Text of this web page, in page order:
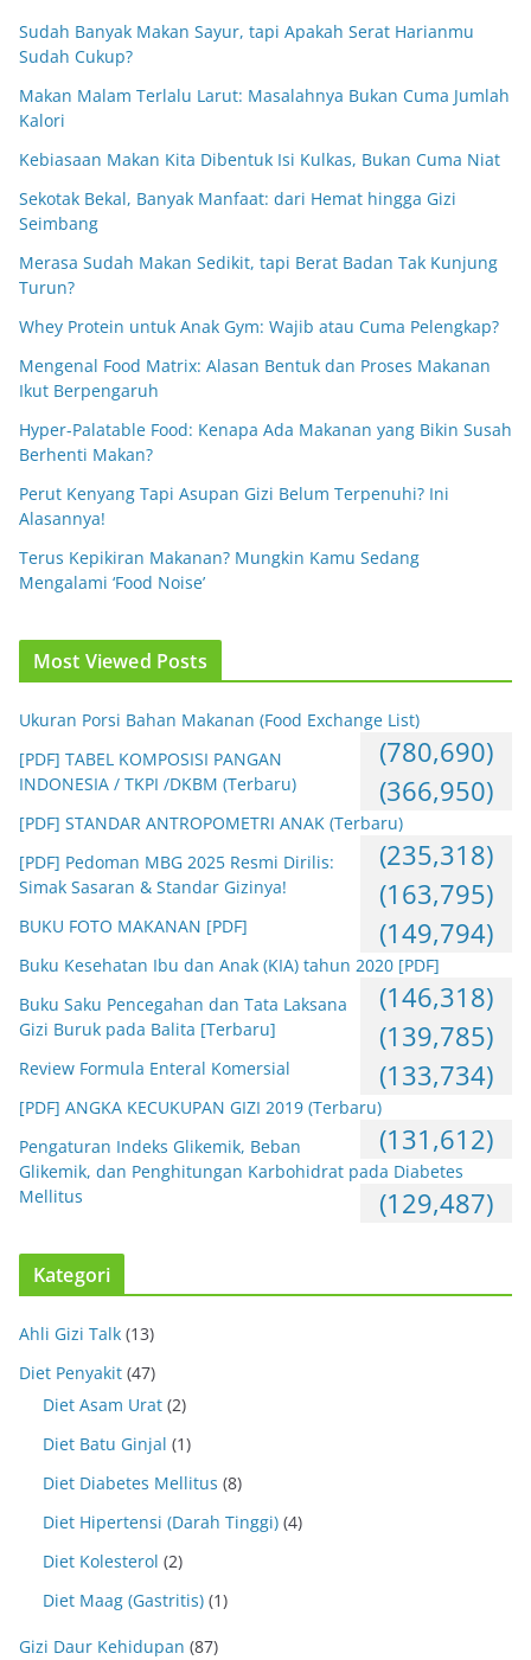
Sudah Banyak Makan Sayur, tapi Apakah Serat Harianmu
Sudah Cukup?
Makan Malam Terlalu Larut: Masalahnya Bukan Cuma Jumlah
Kalori
Kebiasaan Makan Kita Dibentuk Isi Kulkas, Bukan Cuma Niat
Sekotak Bekal, Banyak Manfaat: dari Hemat hingga Gizi
Seimbang
Merasa Sudah Makan Sedikit, tapi Berat Badan Tak Kunjung
Turun?
Whey Protein untuk Anak Gym: Wajib atau Cuma Pelengkap?
Mengenal Food Matrix: Alasan Bentuk dan Proses Makanan
Ikut Berpengaruh
Hyper-Palatable Food: Kenapa Ada Makanan yang Bikin Susah
Berhenti Makan?
Perut Kenyang Tapi Asupan Gizi Belum Terpenuhi? Ini
Alasannya!
Terus Kepikiran Makanan? Mungkin Kamu Sedang
Mengalami ‘Food Noise’
Most Viewed Posts
Ukuran Porsi Bahan Makanan (Food Exchange List)
(780,690)
[PDF] TABEL KOMPOSISI PANGAN
INDONESIA / TKPI /DKBM (Terbaru)
(366,950)
[PDF] STANDAR ANTROPOMETRI ANAK (Terbaru)
(235,318)
[PDF] Pedoman MBG 2025 Resmi Dirilis:
Simak Sasaran & Standar Gizinya!
(163,795)
BUKU FOTO MAKANAN [PDF] (149,794)
Buku Kesehatan Ibu dan Anak (KIA) tahun 2020 [PDF]
(146,318)
Buku Saku Pencegahan dan Tata Laksana
Gizi Buruk pada Balita [Terbaru]
(139,785)
Review Formula Enteral Komersial (133,734)
[PDF] ANGKA KECUKUPAN GIZI 2019 (Terbaru)
(131,612)
Pengaturan Indeks Glikemik, Beban
Glikemik, dan Penghitungan Karbohidrat pada Diabetes
Mellitus
(129,487)
Kategori
Ahli Gizi Talk (13)
Diet Penyakit (47)
Diet Asam Urat (2)
Diet Batu Ginjal (1)
Diet Diabetes Mellitus (8)
Diet Hipertensi (Darah Tinggi) (4)
Diet Kolesterol (2)
Diet Maag (Gastritis) (1)
Gizi Daur Kehidupan (87)